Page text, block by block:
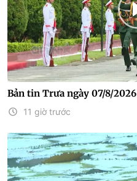
Bản tin Trưa ngày 07/8/2026
11 giờ trước